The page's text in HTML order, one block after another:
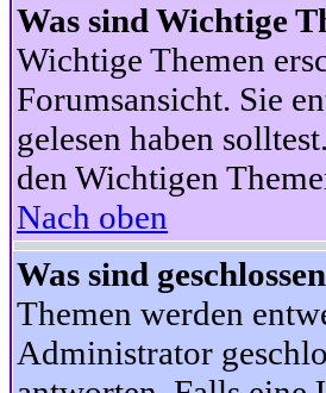
Was sind Wichtige
Wichtige Themen
Forumsansicht. Sie
gelesen haben
den Wichtigen
Nach oben
Was sind
Themen werden
Administrator